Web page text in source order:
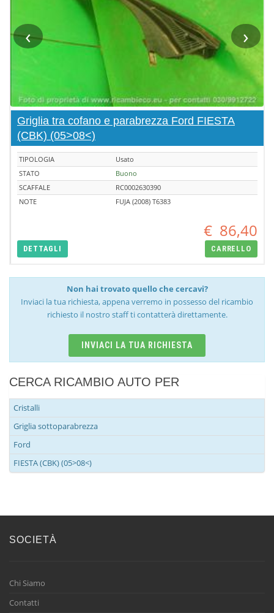
‹ ›
Griglia tra cofano e parabrezza Ford FIESTA
(CBK) (05>08<)
TIPOLOGIA
Usato
STATO
Buono
SCAFFALE
RC0002630390
NOTE
FUJA (2008) T6383
€ 86,40
DETTAGLI CARRELLO
Non hai trovato quello che cercavi?
Inviaci la tua richiesta, appena verremo in possesso del ricambio
richiesto il nostro staff ti contatterà direttamente.
INVIACI LA TUA RICHIESTA
CERCA RICAMBIO AUTO PER
Cristalli
Griglia sottoparabrezza
Ford
FIESTA (CBK) (05>08<)
SOCIETÀ
Chi Siamo
Contatti